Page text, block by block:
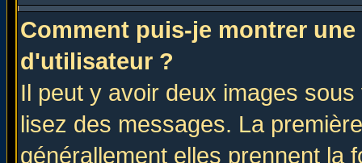
Comment puis-je montrer
d'utilisateur ?
Il peut y avoir deux images
lisez des messages. La
générallement elles prennent la